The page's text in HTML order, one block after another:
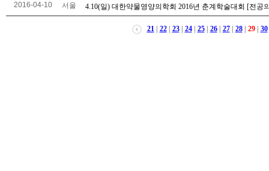
2016-04-10 서울 4.10(일) 대한약물영양의학회 2016년 춘계학술대회 [전공
21| 22| 23| 24| 25| 26| 27| 28| 29| 30